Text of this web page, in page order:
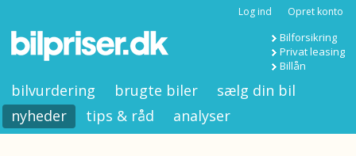
Log ind Opret konto
Bilforsikring
Privat leasing
Billån
bilvurdering brugte biler
sælg din bil
nyheder
tips & råd analyser